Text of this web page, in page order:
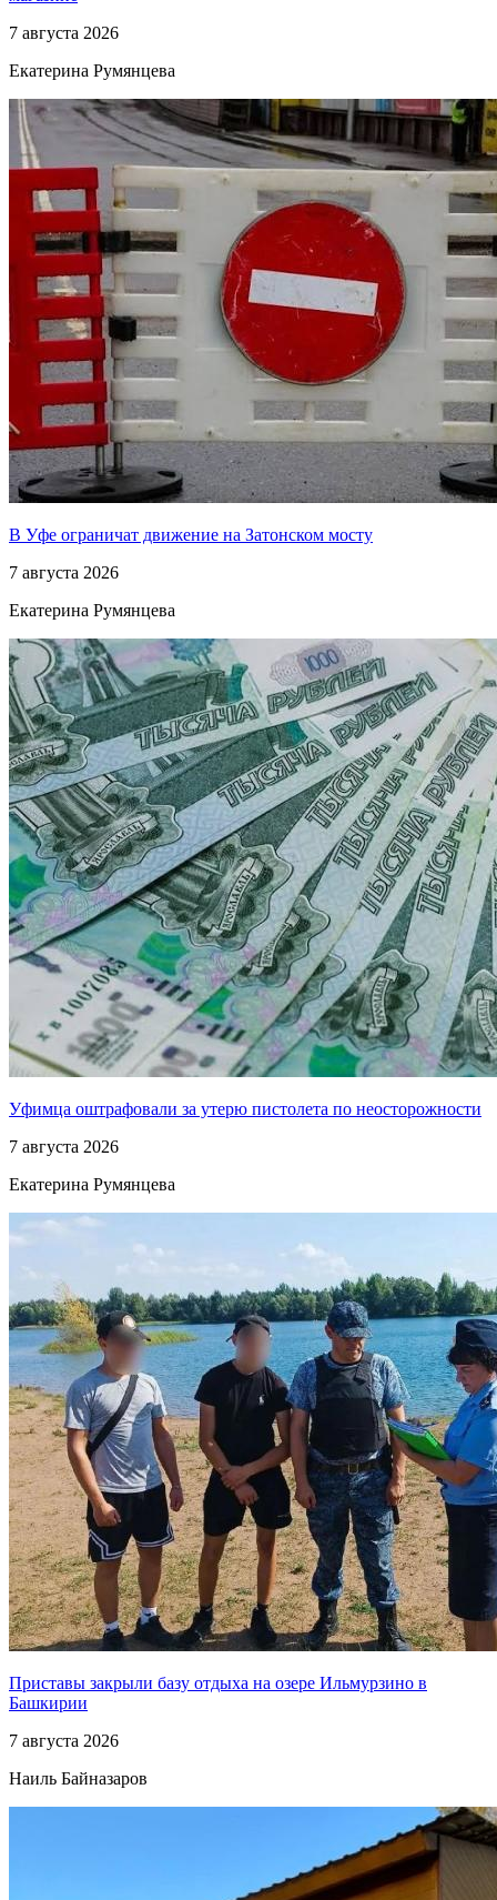
7 августа 2026
Екатерина Румянцева
В Уфе ограничат движение на Затонском мосту
7 августа 2026
Екатерина Румянцева
Уфимца оштрафовали за утерю пистолета по неосторожности
7 августа 2026
Екатерина Румянцева
Приставы закрыли базу отдыха на озере Ильмурзино в
Башкирии
7 августа 2026
Наиль Байназаров